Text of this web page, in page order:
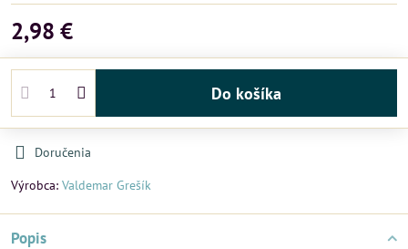
2,98 €
Do košíka
Doručenia
Výrobca: Valdemar Grešík
Popis